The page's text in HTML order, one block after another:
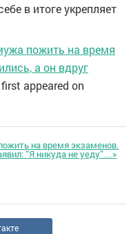
в итоге укрепляет
пожить на время
а он вдруг
first appeared on
на время экзаменов.
”Я никуда не уеду”…»